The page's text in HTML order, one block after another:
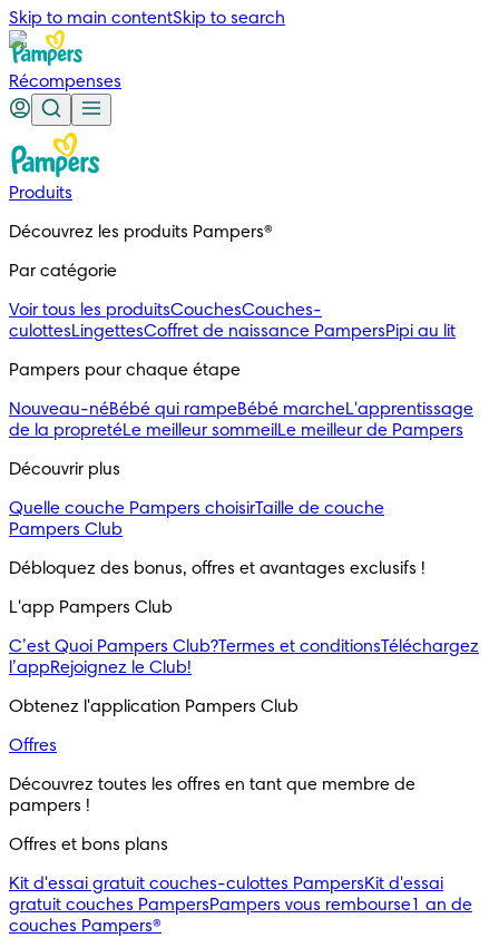
Skip to main contentSkip to search
Récompenses
Produits
Découvrez les produits Pampers®
Par catégorie
Voir tous les produitsCouchesCouches-
culottesLingettesCoffret de naissance PampersPipi au lit
Pampers pour chaque étape
Nouveau-néBébé qui rampeBébé marcheL'apprentissage
de la propretéLe meilleur sommeil Le meilleur de Pampers
Découvrir plus
Quelle couche Pampers choisirTaille de couche
Pampers Club
Débloquez des bonus, offres et avantages exclusifs !
L'app Pampers Club
C’est Quoi Pampers Club?Termes et conditionsTéléchargez
l’appRejoignez le Club!
Obtenez l'application Pampers Club
Offres
Découvrez toutes les offres en tant que membre de
pampers !
Offres et bons plans
Kit d'essai gratuit couches-culottes PampersKit d'essai
gratuit couches PampersPampers vous rembourse1 an de
couches Pampers®